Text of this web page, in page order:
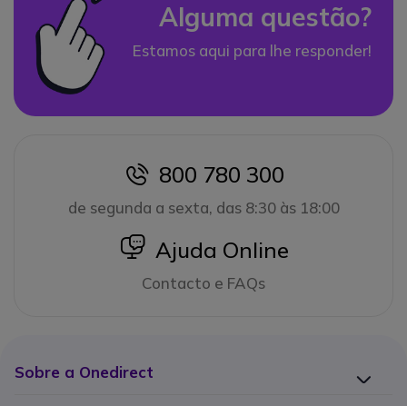
Alguma questão?
Estamos aqui para lhe responder!
icon
800 780 300
de segunda a sexta, das 8:30 às 18:00
icon
Ajuda Online
Contacto e FAQs
Sobre a Onedirect